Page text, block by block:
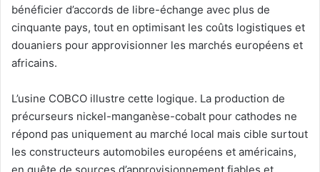
bénéficier d’accords de libre-échange avec plus de
cinquante pays, tout en optimisant les coûts logistiques et
douaniers pour approvisionner les marchés européens et
africains.
L’usine COBCO illustre cette logique. La production de
précurseurs nickel-manganèse-cobalt pour cathodes ne
répond pas uniquement au marché local mais cible surtout
les constructeurs automobiles européens et américains,